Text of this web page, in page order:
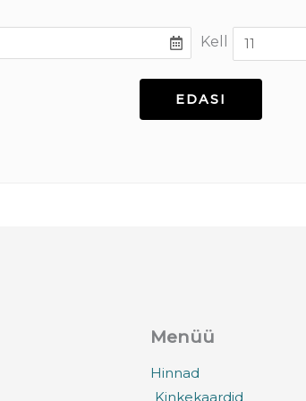
Kell
Menüü
Hinnad
Kinkekaardid